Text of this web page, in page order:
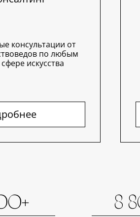
консультации от
по любым
искусства
8